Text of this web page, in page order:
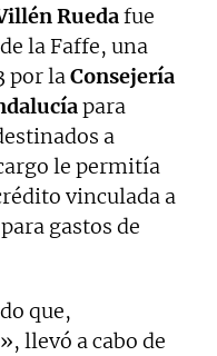
Ruedafue
la Faffe, una
por laConsejería
para
a
le permitía
vinculada a
gastos de
que,
llevó a cabo de